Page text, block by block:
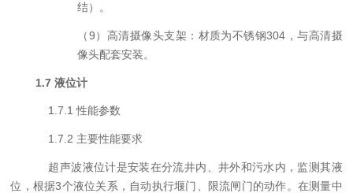
结）。
（9）高清摄像头支架：材质为不锈钢304 ，与高清摄
像头配套安装。
1.7液位计
1.7 1性能参数
1.7 .2 主要性能要求
超声波液位计是安装在分流井内、井外和污水内，监测其液
位，根据3个液位关系，自动执行堰门、限流闸门的动作。在测量中